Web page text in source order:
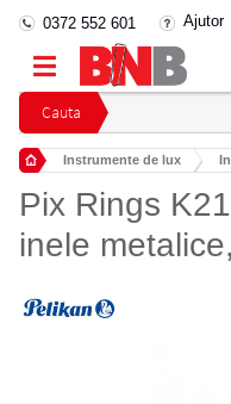
Cauta
0372 552 601 Ajutor
Instrumente de lux
Pix Rings
inele